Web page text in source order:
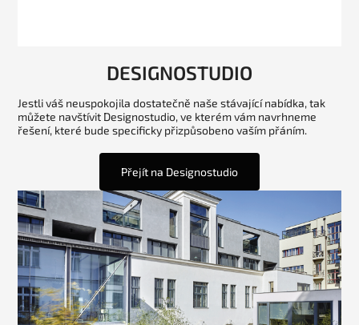
DESIGNOSTUDIO
Jestli váš neuspokojila dostatečně naše stávající nabídka, tak
můžete navštívit Designostudio, ve kterém vám navrhneme
řešení, které bude specificky přizpůsobeno vaším přáním.
Přejít na Designostudio